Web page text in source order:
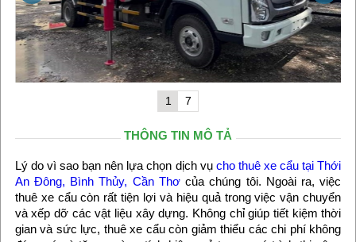
1 7
THÔNG TIN MÔ TẢ
Lý do vì sao bạn nên lựa chọn dịch vụ cho thuê xe cẩu tại Thới
An Đông, Bình Thủy, Cần Thơcủa chúng tôi. Ngoài ra, việc
thuê xe cẩu còn rất tiện lợi và hiệu quả trong việc vận chuyển
và xếp dỡ các vật liệu xây dựng. Không chỉ giúp tiết kiệm thời
gian và sức lực, thuê xe cẩu còn giảm thiểu các chi phí không